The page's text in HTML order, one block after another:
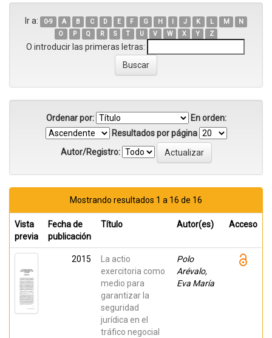
Ir a: 0-9 A B C D E F G H I J K L M
N
O
P Q R S T U V W X Y Z
O introducir las primeras letras:
Ordenar por:
En orden:
Resultados por página
Autor/Registro:
Mostrando resultados 1 a 16 de 16
Vista
previa
Fecha de
publicación
Título Autor(es) Acceso
2015
La actio
exercitoria como
medio para
garantizar la
seguridad
jurídica en el
tráfico negocial
Polo
Arévalo,
Eva María